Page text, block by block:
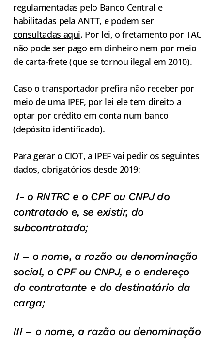
regulamentadas pelo Banco Central e
habilitadas pela ANTT, e podem ser
consultadas aqui. Por lei, o fretamento por TAC
não pode ser pago em dinheiro nem por meio
de carta-frete (que se tornou ilegal em 2010).
Caso o transportador prefira não receber por
meio de uma IPEF, por lei ele tem direito a
optar por crédito em conta num banco
(depósito identificado).
Para gerar o CIOT, a IPEF vai pedir os seguintes
dados, obrigatórios desde 2019:
I- o RNTRC e o CPF ou CNPJ do
contratado e, se existir, do
subcontratado;
II – o nome, a razão ou denominação
social, o CPF ou CNPJ, e o endereço
do contratante e do destinatário da
carga;
III – o nome, a razão ou denominação